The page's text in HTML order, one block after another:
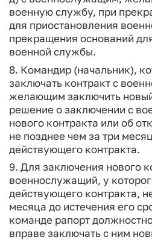
военную службу, при
для приостановления
прекращения оснований
военной службы.
8. Командир (начальник),
заключать контракт с
желающим заключить
решение о заключении с
нового контракта или об
не позднее чем за три
действующего контракта.
9. Для заключения нового
военнослужащий, у
действующего контракта,
месяца до истечения его
команде рапорт
вправе заключать с ним